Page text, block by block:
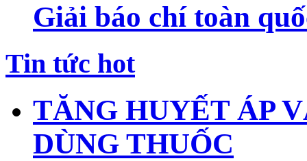
Giải báo chí toàn
Tin tức hot
TĂNG HUYẾT ÁP
DÙNG THUỐC